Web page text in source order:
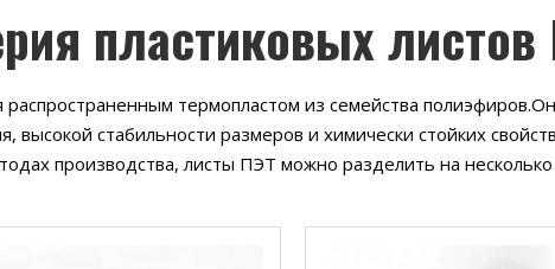
пластиковых
распространенным термопластом из семейства
высокой стабильности размеров и химически стойких
производства, листы ПЭТ можно разделить на несколько